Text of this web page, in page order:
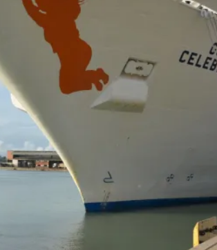
facilitar
e tripulantes com check-in